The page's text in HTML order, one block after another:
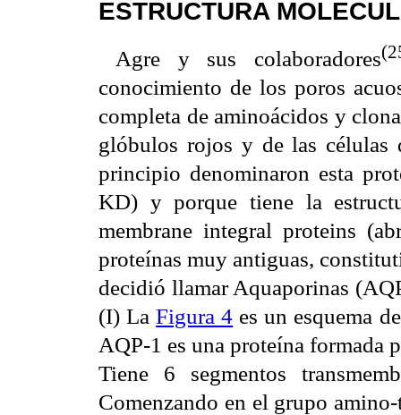
ESTRUCTURA
Agre y sus colaboradores
conocimiento de los poros
completa de aminoácidos y
glóbulos rojos y de las células
principio denominaron esta
KD) y porque tiene la
membrane integral proteins
proteínas muy antiguas,
decidió llamar Aquaporinas
(I) LaFigura 4 es un esquema
AQP-1 es una proteína formada
Tiene 6 segmentos
Comenzando en el grupo